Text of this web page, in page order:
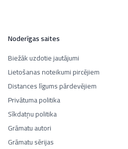
Noderīgas saites
Biežāk uzdotie jautājumi
Lietošanas noteikumi pircējiem
Distances līgums pārdevējiem
Privātuma politika
Sīkdatņu politika
Grāmatu autori
Grāmatu sērijas